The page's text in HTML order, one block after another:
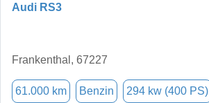
Audi RS3
Frankenthal, 67227
61.000 km Benzin 294 kw (400 PS)